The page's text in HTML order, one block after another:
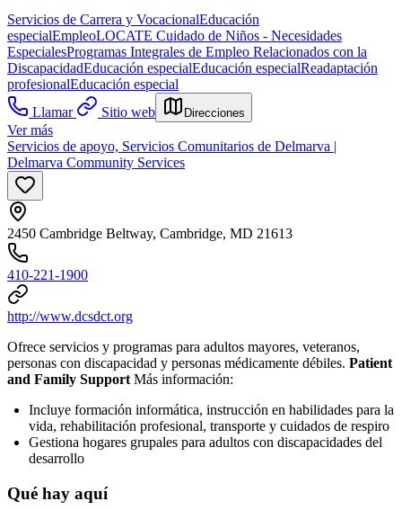
Servicios de Carrera y VocacionalEducación
especialEmpleoLOCATE Cuidado de Niños - Necesidades
EspecialesProgramas Integrales de Empleo Relacionados con la
DiscapacidadEducación especialEducación especialReadaptación
profesionalEducación especial
Llamar
Sitio web Direcciones
Ver más
Servicios de apoyo, Servicios Comunitarios de Delmarva |
Delmarva Community Services
2450 Cambridge Beltway, Cambridge, MD 21613
410-221-1900
http://www.dcsdct.org
Ofrece servicios y programas para adultos mayores, veteranos,
personas con discapacidad y personas médicamente débiles. Patient
and Family Support Más información:
Incluye formación informática, instrucción en habilidades para la
vida, rehabilitación profesional, transporte y cuidados de respiro
Gestiona hogares grupales para adultos con discapacidades del
desarrollo
Qué hay aquí